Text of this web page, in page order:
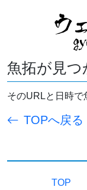
魚拓が見つ
そのURLと日時で
TOPへ戻る
TOP